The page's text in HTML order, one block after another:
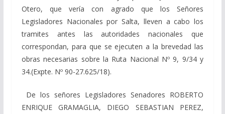
Otero, que vería con agrado que los Señores
Legisladores Nacionales por Salta, lleven a cabo los
tramites antes las autoridades nacionales que
correspondan, para que se ejecuten a la brevedad las
obras necesarias sobre la Ruta Nacional Nº 9, 9/34 y
34.(Expte. Nº 90-27.625/18).
De los señores Legisladores Senadores ROBERTO
ENRIQUE GRAMAGLIA, DIEGO SEBASTIAN PEREZ,